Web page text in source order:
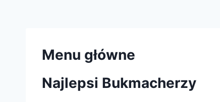
Menu główne
Najlepsi Bukmacherzy